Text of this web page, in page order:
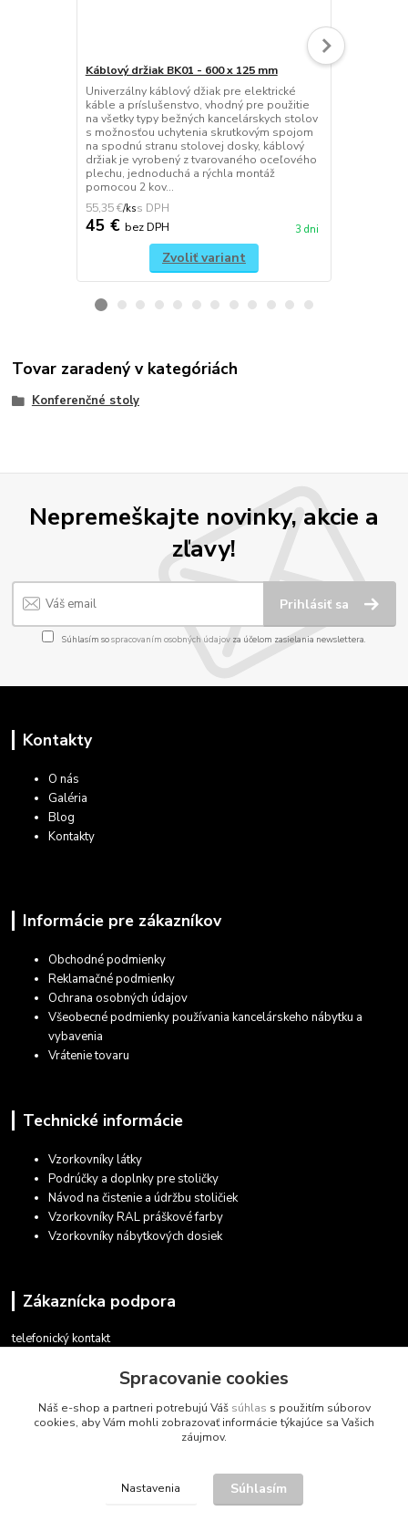
Káblový držiak BK01 - 600 x 125 mm
Univerzálny káblový džiak pre elektrické
káble a príslušenstvo, vhodný pre použitie
na všetky typy bežných kancelárskych stolov
s možnosťou uchytenia skrutkovým spojom
na spodnú stranu stolovej dosky, káblový
držiak je vyrobený z tvarovaného oceľového
plechu, jednoduchá a rýchla montáž
pomocou 2 kov...
55,35 €/ks
45 € bez DPH 3 dni
Zvoliť variant
Tovar zaradený v kategóriách
Konferenčné stoly
Nepremeškajte novinky, akcie a
zľavy!
Prihlásiť sa
Súhlasím sospracovaním osobných údajov za účelom zasielania newslettera.
Kontakty
O nás
Galéria
Blog
Kontakty
Informácie pre zákazníkov
Obchodné podmienky
Reklamačné podmienky
Ochrana osobných údajov
Všeobecné podmienky používania kancelárskeho nábytku a
vybavenia
Vrátenie tovaru
Technické informácie
Vzorkovníky látky
Podrúčky a doplnky pre stoličky
Návod na čistenie a údržbu stoličiek
Vzorkovníky RAL práškové farby
Vzorkovníky nábytkových dosiek
Zákaznícka podpora
telefonický kontakt
v pracovných dňoch 08.30 - 16.00
obchod@marketsk.sk
Spracovanie cookies
Náš e-shop a partneri potrebujú Váš súhlas s použitím súborov
cookies, aby Vám mohli zobrazovať informácie týkajúce sa Vašich
záujmov.
Nastavenia Súhlasím